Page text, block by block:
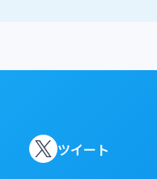
ツイート